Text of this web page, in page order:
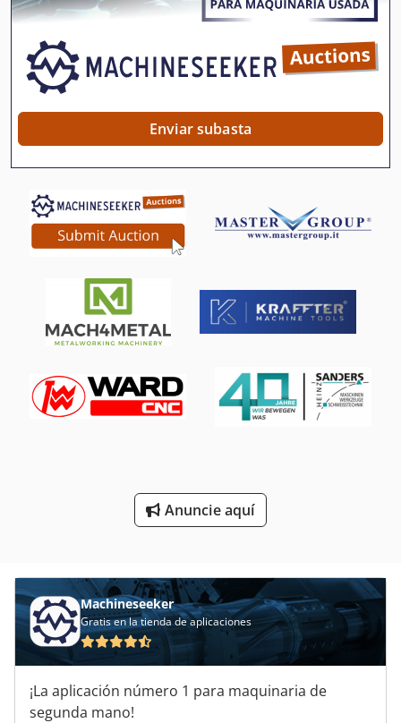
Máquina De Café
Máquina De Carpintería
Máquina De Cepillado
Máquina De Coser Industrial
Máquina De Dibujo
Máquina De Forja
Máquina De La Carpintería
Máquina De La Construcción
Máquina De Medición De Engranajes
Máquina De Orden
Máquinas De Inserción
Enviar subasta
Anuncie aquí
Machineseeker
Gratis en la tienda de aplicaciones
¡La aplicación número 1 para maquinaria de
segunda mano!